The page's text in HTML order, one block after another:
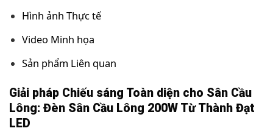
Hình ảnh Thực tế
Video Minh họa
Sản phẩm Liên quan
Giải pháp Chiếu sáng Toàn diện cho Sân Cầu
Lông: Đèn Sân Cầu Lông 200W Từ Thành Đạt
LED